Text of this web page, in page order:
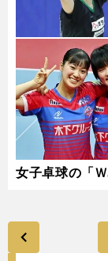
女子卓球の「